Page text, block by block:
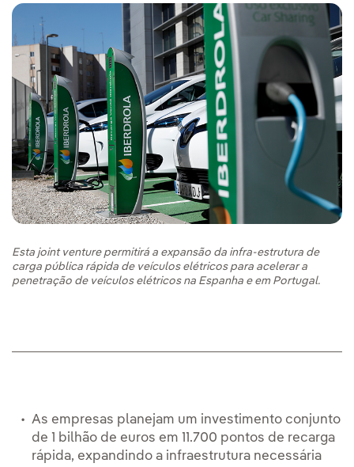
Esta joint venture permitirá a expansão da infra-estrutura de
carga pública rápida de veículos elétricos para acelerar a
penetração de veículos elétricos na Espanha e em Portugal.
As empresas planejam um investimento conjunto
de 1 bilhão de euros em 11.700 pontos de recarga
rápida, expandindo a infraestrutura necessária